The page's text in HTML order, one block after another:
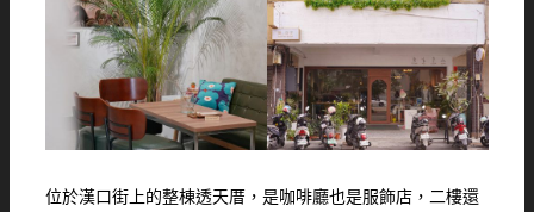
位於漢口街上的整棟透天厝，是咖啡廳也是服飾店，二樓還